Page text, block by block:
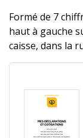
Formé de 7
haut à gauche
caisse, dans la